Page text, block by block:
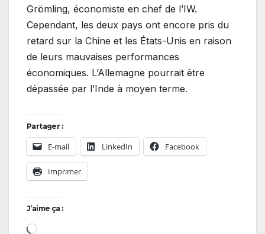
Grömling, économiste en chef de l’IW.
Cependant, les deux pays ont encore pris du
retard sur la Chine et les États-Unis en raison
de leurs mauvaises performances
économiques. L’Allemagne pourrait être
dépassée par l’Inde à moyen terme.
Partager :
E-mail LinkedIn Facebook
Imprimer
J’aime ça :
Chargement…